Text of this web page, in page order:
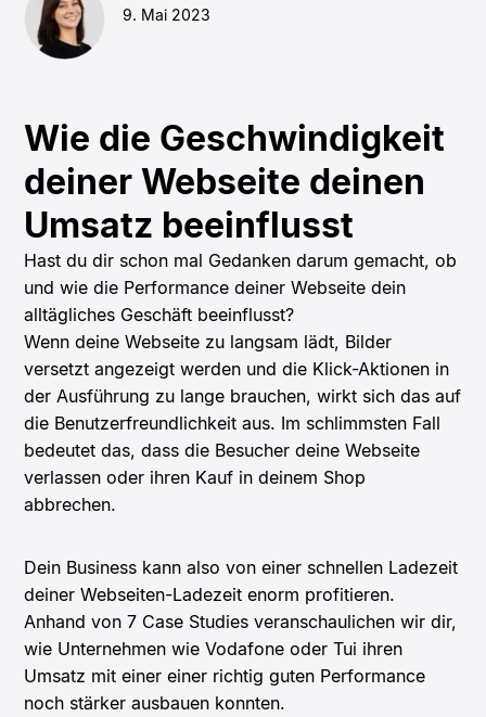
9. Mai 2023
Wie die Geschwindigkeit
deiner Webseite deinen
Umsatz beeinflusst
Hast du dir schon mal Gedanken darum gemacht, ob
und wie die Performance deiner Webseite dein
alltägliches Geschäft beeinflusst?
Wenn deine Webseite zu langsam lädt, Bilder
versetzt angezeigt werden und die Klick-Aktionen in
der Ausführung zu lange brauchen, wirkt sich das auf
die Benutzerfreundlichkeit aus. Im schlimmsten Fall
bedeutet das, dass die Besucher deine Webseite
verlassen oder ihren Kauf in deinem Shop
abbrechen.
Dein Business kann also von einer schnellen Ladezeit
deiner Webseiten-Ladezeit enorm profitieren.
Anhand von 7 Case Studies veranschaulichen wir dir,
wie Unternehmen wie Vodafone oder Tui ihren
Umsatz mit einer einer richtig guten Performance
noch stärker ausbauen konnten.